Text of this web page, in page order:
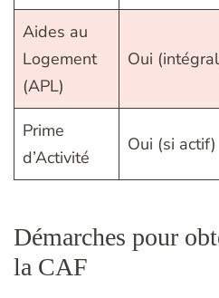
Aides au
Logement
(APL)
Oui
Prime
d’Activité
Oui (si actif)
Démarches pour
la CAF